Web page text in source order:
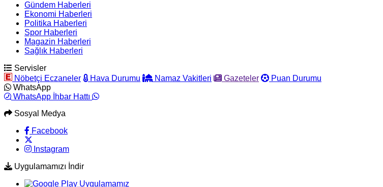
Gündem Haberleri
Ekonomi Haberleri
Politika Haberleri
Spor Haberleri
Magazin Haberleri
Sağlık Haberleri
Servisler
Nöbetçi Eczaneler
Hava Durumu Namaz Vakitleri Gazeteler
Puan Durumu
WhatsApp
WhatsApp İhbar Hattı
Sosyal Medya
Facebook
Instagram
Uygulamamızı İndir